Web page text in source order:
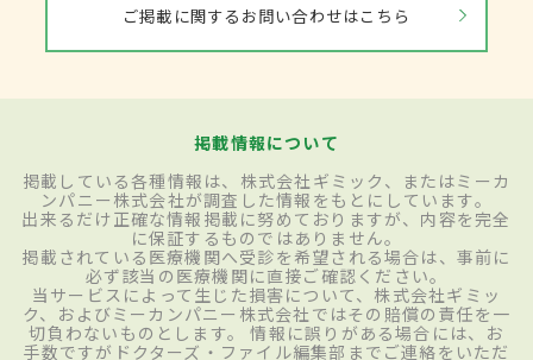
ご掲載に関するお問い合わせはこちら
掲載情報について
掲載している各種情報は、株式会社ギミック、またはミーカ
ンパニー株式会社が調査した情報をもとにしています。
出来るだけ正確な情報掲載に努めておりますが、内容を完全
に保証するものではありません。
掲載されている医療機関へ受診を希望される場合は、事前に
必ず該当の医療機関に直接ご確認ください。
当サービスによって生じた損害について、株式会社ギミッ
ク、およびミーカンパニー株式会社ではその賠償の責任を一
切負わないものとします。 情報に誤りがある場合には、お
手数ですがドクターズ・ファイル編集部までご連絡をいただ